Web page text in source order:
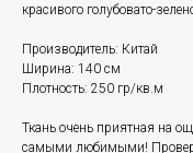
красивого голубовато-
Производитель: Китай
Ширина: 140 см
Плотность: 250 гр/кв.м
Ткань очень приятная на
самыми любимыми!